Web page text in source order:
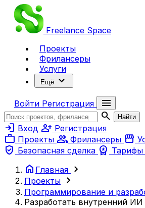
Freelance Space
Проекты
Фрилансеры
Услуги
Ещё expand_more
Войти Регистрация
menu
search
Найти
login Вход person_add Регистрация
work Проекты group Фрилансеры storefront
verified_user Безопасная сделка workspace_premium Тарифы
home Главная chevron_right
Проекты chevron_right
Программирование и
Разработать внутренний